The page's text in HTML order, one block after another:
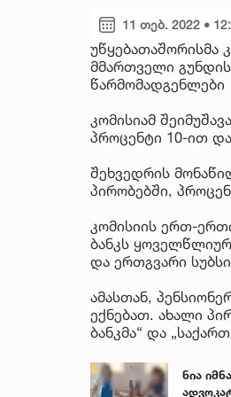
11 თებ. 2022 •
უწყებათაშორისმა
მმართველი
კომისიამ
პროცენტი 10-ით
შეხვედრის
პირობებში,
კომისიის ერთ-
ბანკს
და ერთგვარი
ამასთან,
ექნებათ. ახალი
ბანკმა“ და
ნია